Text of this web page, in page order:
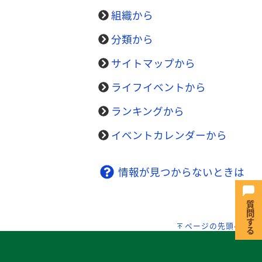
組織から
分類から
サイトマップから
ライフイベントから
ランキングから
イベントカレンダーから
情報が見つからないときは
ページの先頭へ